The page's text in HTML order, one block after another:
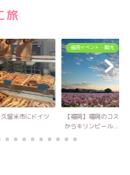
旅
留米市にドイツ
福岡イベント・観光
【福岡】福岡のコスモ
からキリンビール...